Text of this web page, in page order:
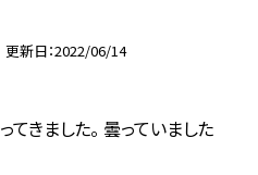
更新日 2022/06/14
てきました。 曇っていました